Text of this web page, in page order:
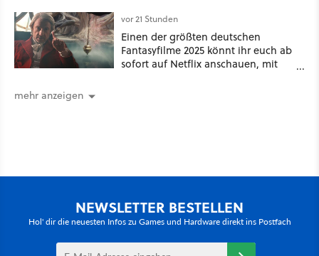
vor 21 Stunden
Einen der größten deutschen
Fantasyfilme 2025 könnt ihr euch ab
sofort auf Netflix anschauen, mit
mehr anzeigen
NEWSLETTER BESTELLEN
Hol' dir die neuesten Infos zu Games und Hardware direkt ins Postfach